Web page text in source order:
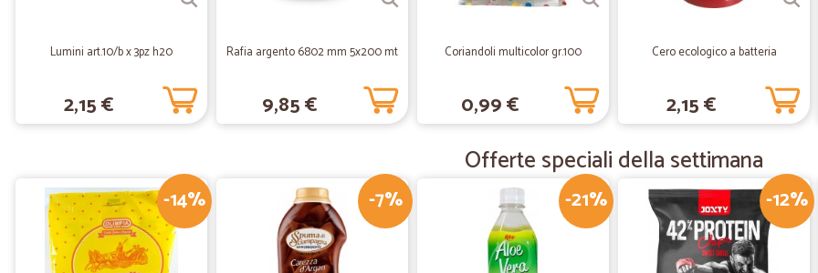
Fantastica ordine facile
Katy A.
Top prodotti
—Donatella S.
Mele annurca
Lumini art.10/b x 3pz h20
2,15 €
Rafia argento 6802 mm 5x200 mt
9,85 €
Coriandoli multicolor gr.100
0,99 €
Cero ecologico a batteria
2,15 €
Offerte speciali della settimana
-14% -7% -21% -12%